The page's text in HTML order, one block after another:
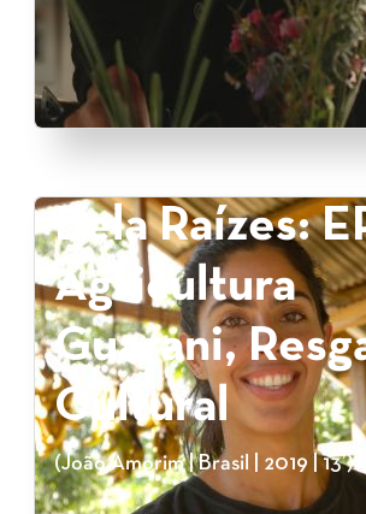
Bela Raízes:
Agricultura
Guarani,
Cultural
(João Amorim | Brasil | 2019 | 13’)